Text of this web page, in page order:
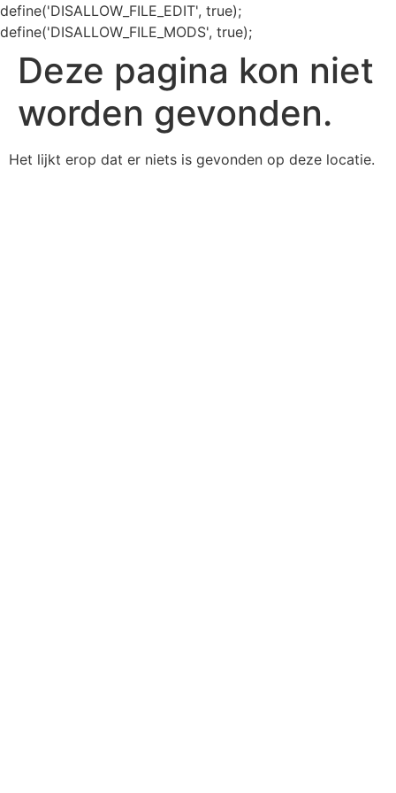
define('DISALLOW_FILE_EDIT', true);
define('DISALLOW_FILE_MODS', true);
Deze pagina kon niet
worden gevonden.
Het lijkt erop dat er niets is gevonden op deze locatie.